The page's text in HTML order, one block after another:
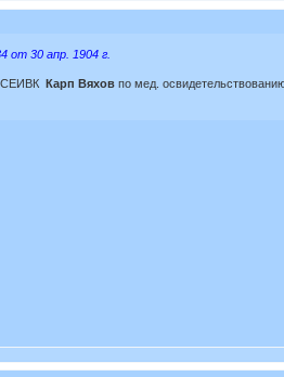
от 30 апр. 1904 г.
СЕИВК Карп Вяховпо мед.